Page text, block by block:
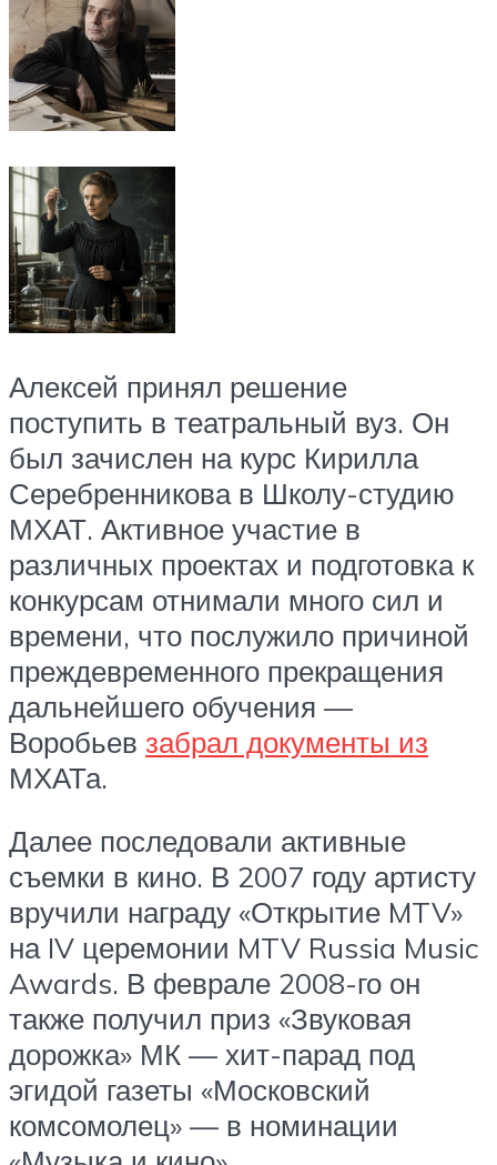
Алексей принял решение
поступить в театральный вуз. Он
был зачислен на курс Кирилла
Серебренникова в Школу-студию
МХАТ. Активное участие в
различных проектах и подготовка к
конкурсам отнимали много сил и
времени, что послужило причиной
преждевременного прекращения
дальнейшего обучения —
Воробьев забрал документы из
МХАТа.
Далее последовали активные
съемки в кино. В 2007 году артисту
вручили награду «Открытие MTV»
на IV церемонии MTV Russia Music
Awards. В феврале 2008-го он
также получил приз «Звуковая
дорожка» МК — хит-парад под
эгидой газеты «Московский
комсомолец» — в номинации